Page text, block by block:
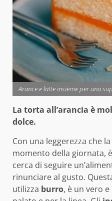
Arance e latte insieme per una
La torta all’arancia è
dolce.
Con una leggerezza che
momento della giornata,
cerca di seguire
rinunciare al gusto.
utilizza burro, è un vero